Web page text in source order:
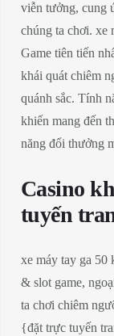
viễn tưởng, cung
chúng ta chơi. xe
Game tiên tiến
khái quát chiêm
quánh sắc. Tính
khiến mang đến
năng đổi thưởng
Casino
tuyến
xe máy tay ga 50
& slot game,
ta chơi chiêm
{đặt trực tuyến